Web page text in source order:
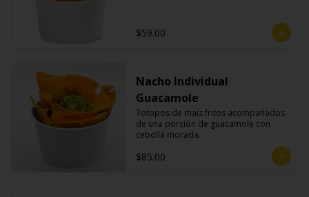
$59.00
Nacho Individual
Guacamole
Totopos de maíz fritos acompañados
de una porción de guacamole con
cebolla morada.
$85.00